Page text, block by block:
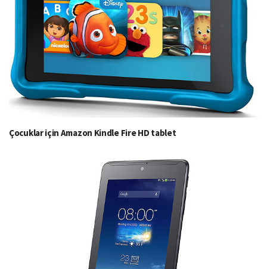
Çocuklar için Amazon Kindle Fire HD tablet